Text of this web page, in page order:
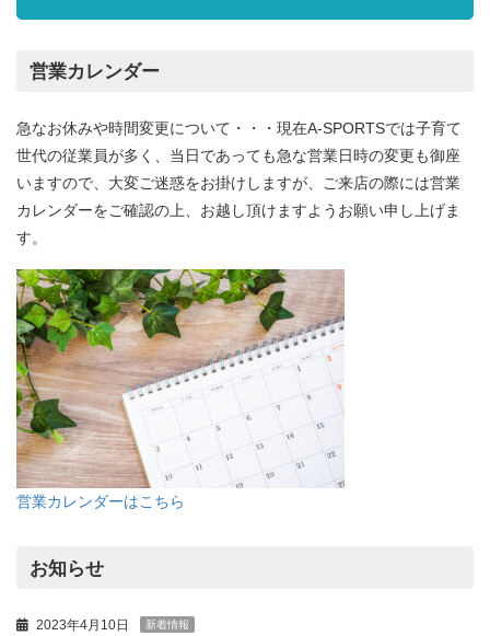
営業カレンダー
急なお休みや時間変更について・・・現在A-SPORTSでは子育て
世代の従業員が多く、当日であっても急な営業日時の変更も御座
いますので、大変ご迷惑をお掛けしますが、ご来店の際には営業
カレンダーをご確認の上、お越し頂けますようお願い申し上げま
す。
営業カレンダーはこちら
お知らせ
2023年4月10日 新着情報